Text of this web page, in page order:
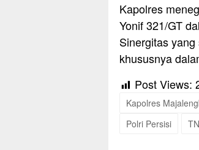
Kapolres
Yonif 321/GT
Sinergitas
khususnya
Post Views:
Kapolres
Polri Persisi